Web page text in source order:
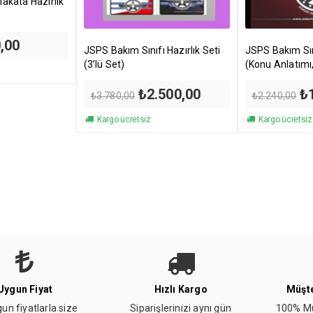
Şu
JSPS Bakım Sınıfı Hazırlık Seti
(3’lü Set)
₺3.780,00 Orijinal
fiyat:
₺3.780,00.
₺2.500,00Şu
Kargo ücretsiz
JSPS Bakım
(Konu
₺2.240,00 ₺
Kargo ücretsiz
Fiyat
fiyatlarla size
Hızlı Kargo
Siparişlerinizi aynı gün
100%